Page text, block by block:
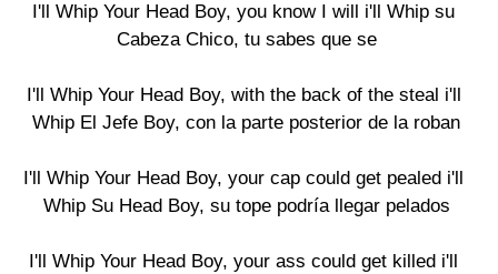
I'll Whip Your Head Boy, you know I will i'll Whip su
Cabeza Chico, tu sabes que se
I'll Whip Your Head Boy, with the back of the steal i'll
Whip El Jefe Boy, con la parte posterior de la roban
I'll Whip Your Head Boy, your cap could get pealed i'll
Whip Su Head Boy, su tope podría llegar pelados
I'll Whip Your Head Boy, your ass could get killed i'll